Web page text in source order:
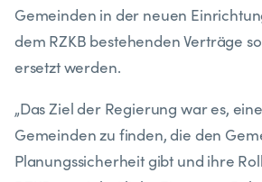
Gemeinden in der neuen
dem RZKB bestehenden Verträge
ersetzt werden.
„Das Ziel der Regierung war es,
Gemeinden zu finden, die den
Planungssicherheit gibt und ihre